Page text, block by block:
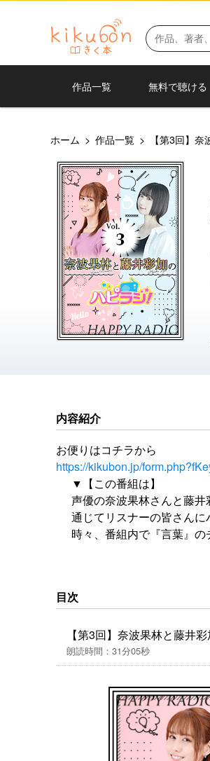
作品一覧 無料で聴ける
ホーム > 作品一覧 > 【第3回】
内容紹介
お便りはコチラから
https://kikubon.jp/
▼【この番組は】
声優の奈波果林さんと藤
通じてリスナーの皆さんに
時々、番組内で『言葉』
▼【パーソナリティ】
奈波 果林（Karin Nanami）
誕生日：1月7日
出身地：北海道
方言：北海道弁
血液型：A型
趣味・特技：ミニチュア
目次
【第3回】奈波果林と藤井
朗読時間：31分05秒